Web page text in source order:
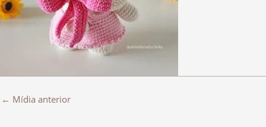
← Mídia anterior